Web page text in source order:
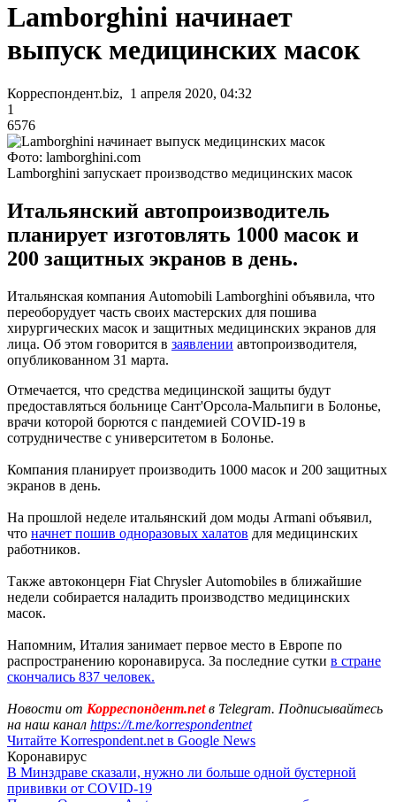
Lamborghini начинает
выпуск медицинских масок
Корреспондент.biz, 1 апреля 2020, 04:32
1
6576
Фото: lamborghini.com
Lamborghini запускает производство медицинских масок
Итальянский автопроизводитель
планирует изготовлять 1000 масок и
200 защитных экранов в день.
Итальянская компания Automobili Lamborghini объявила, что
переоборудует часть своих мастерских для пошива
хирургических масок и защитных медицинских экранов для
лица. Об этом говорится в заявлении автопроизводителя,
опубликованном 31 марта.
Отмечается, что средства медицинской защиты будут
предоставляться больнице Сант'Орсола-Мальпиги в Болонье,
врачи которой борются с пандемией COVID-19 в
сотрудничестве с университетом в Болонье.
Компания планирует производить 1000 масок и 200 защитных
экранов в день.
На прошлой неделе итальянский дом моды Armani объявил,
что начнет пошив одноразовых халатов для медицинских
работников.
Также автоконцерн Fiat Chrysler Аutomobiles в ближайшие
недели собирается наладить производство медицинских
масок.
Напомним, Италия занимает первое место в Европе по
распространению коронавируса. За последние сутки в стране
скончались 837 человек.
Новости от Корреспондент.netв Telegram. Подписывайтесь
на наш канал https://t.me/korrespondentnet
Читайте Korrespondent.net в Google News
Коронавирус
В Минздраве сказали, нужно ли больше одной бустерной
прививки от COVID-19